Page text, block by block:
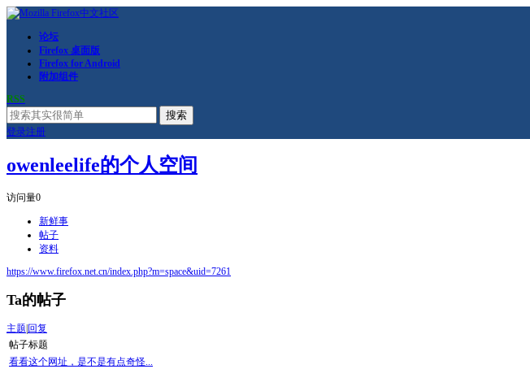
论坛
Firefox 桌面版
Firefox for Android
附加组件
RSS
搜索
登录注册
owenleelife的个人空间
访问量0
新鲜事
帖子
资料
https://www.firefox.net.cn/index.php?m=space&uid=7261
Ta的帖子
主题 回复
帖子标题
看看这个网址，是不是有点奇怪...